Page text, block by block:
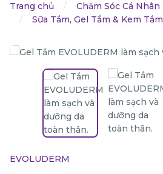
Trang chủ Chăm Sóc Cá Nhân
Sữa Tắm, Gel Tắm & Kem Tắm
EVOLUDERM